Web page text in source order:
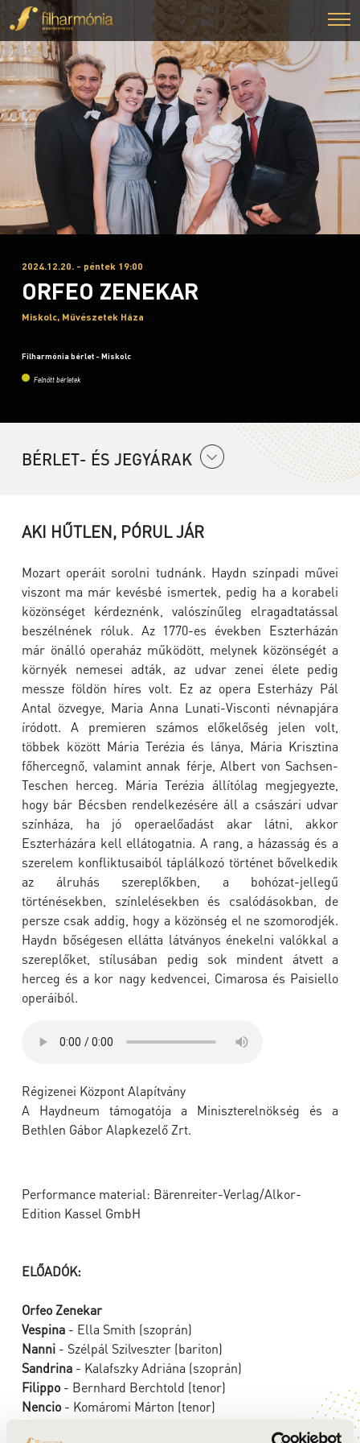
2024.12.20. - péntek 19:00
ORFEO ZENEKAR
Miskolc, Művészetek Háza
Filharmónia bérlet - Miskolc
Felnőtt bérletek
BÉRLET- ÉS JEGYÁRAK
AKI HŰTLEN, PÓRUL JÁR
Mozart operáit sorolni tudnánk. Haydn színpadi művei
viszont ma már kevésbé ismertek, pedig ha a korabeli
közönséget kérdeznénk, valószínűleg elragadtatással
beszélnének róluk. Az 1770-es években Eszterházán
már önálló operaház működött, melynek közönségét a
környék nemesei adták, az udvar zenei élete pedig
messze földön híres volt. Ez az opera Esterházy Pál
Antal özvegye, Maria Anna Lunati-Visconti névnapjára
íródott. A premieren számos előkelőség jelen volt,
többek között Mária Terézia és lánya, Mária Krisztina
főhercegnő, valamint annak férje, Albert von Sachsen-
Teschen herceg. Mária Terézia állítólag megjegyezte,
hogy bár Bécsben rendelkezésére áll a császári udvar
színháza, ha jó operaelőadást akar látni, akkor
Eszterházára kell ellátogatnia. A rang, a házasság és a
szerelem konfliktusaiból táplálkozó történet bővelkedik
az álruhás szereplőkben, a bohózat-jellegű
történésekben, színlelésekben és csalódásokban, de
persze csak addig, hogy a közönség el ne szomorodjék.
Haydn bőségesen ellátta látványos énekelni valókkal a
szereplőket, stílusában pedig sok mindent átvett a
herceg és a kor nagy kedvencei, Cimarosa és Paisiello
operáiból.
Régizenei Központ Alapítvány
A Haydneum támogatója a Miniszterelnökség és a
Bethlen Gábor Alapkezelő Zrt.
Performance material: Bärenreiter-Verlag/Alkor-
Edition Kassel GmbH
ELŐADÓK:
Orfeo Zenekar
Vespina - Ella Smith (szoprán)
Nanni - Szélpál Szilveszter (bariton)
Sandrina - Kalafszky Adriána (szoprán)
Filippo - Bernhard Berchtold (tenor)
Nencio - Komáromi Márton (tenor)